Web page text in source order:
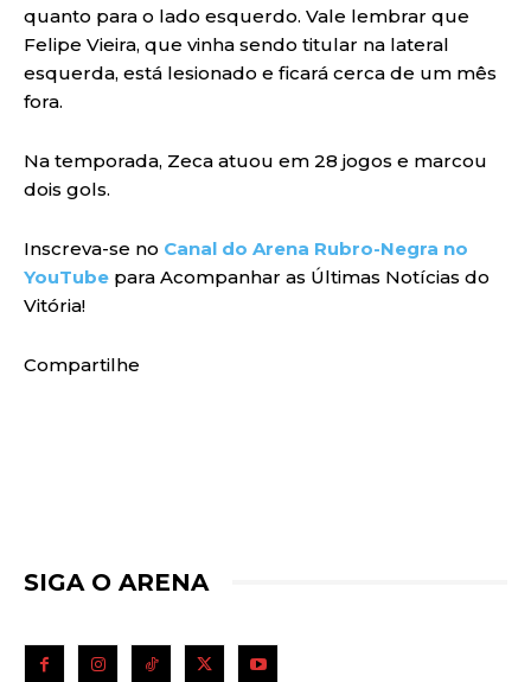
quanto para o lado esquerdo. Vale lembrar que
Felipe Vieira, que vinha sendo titular na lateral
esquerda, está lesionado e ficará cerca de um mês
fora.
Na temporada, Zeca atuou em 28 jogos e marcou
dois gols.
Inscreva-se no Canal do Arena Rubro-Negra no
YouTube para Acompanhar as Últimas Notícias do
Vitória!
Compartilhe
SIGA O ARENA